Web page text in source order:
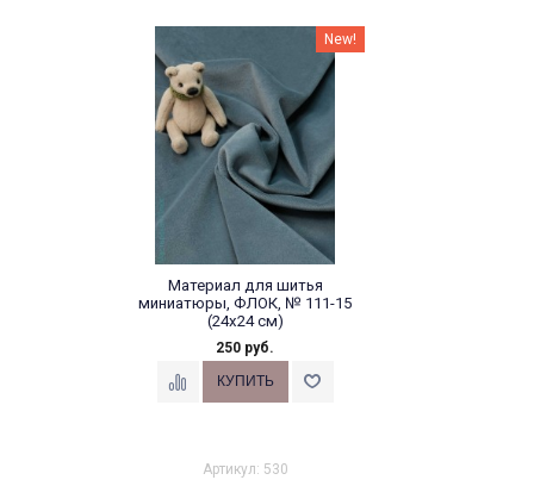
New!
Материал для шитья
миниатюры, ФЛОК, № 111-15
(24х24 см)
250 руб.
Артикул: 530